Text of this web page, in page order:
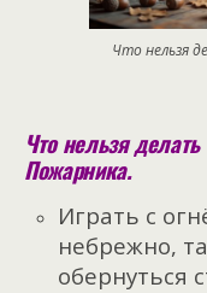
Что нельзя
Что нельзя
Пожарника.
Играть с
небрежно,
обернуться